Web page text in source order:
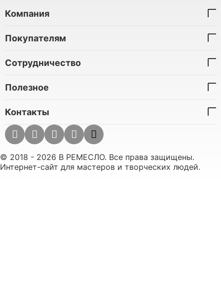
Компания
Покупателям
Сотрудничество
Полезное
Контакты
© 2018 - 2026 В РЕМЕСЛО. Все права защищены.
Интернет-сайт для мастеров и творческих людей.